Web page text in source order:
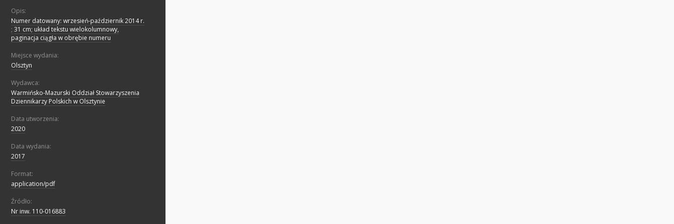
Opis:
Numer datowany: wrzesień-październik 2014 r.
; 31 cm; układ tekstu wielokolumnowy,
paginacja ciągła w obrębie numeru
Miejsce wydania:
Olsztyn
Wydawca:
Warmińsko-Mazurski Oddział Stowarzyszenia
Dziennikarzy Polskich w Olsztynie
Data utworzenia:
2020
Data wydania:
2017
Format:
application/pdf
Źródło:
Nr inw. 110-016883